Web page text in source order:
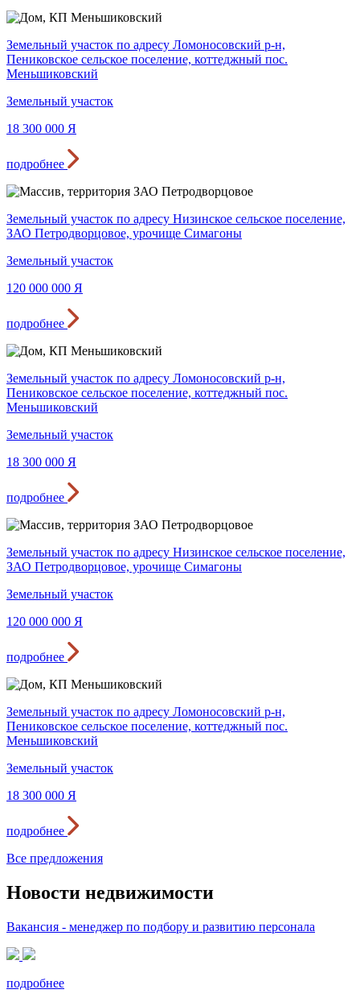
Земельный участок по адресу Ломоносовский р-н,
Пениковское сельское поселение, коттеджный пос.
Меньшиковский
Земельный участок
18 300 000 Я
подробнее
Земельный участок по адресу Низинское сельское поселение,
ЗАО Петродворцовое, урочище Симагоны
Земельный участок
120 000 000 Я
подробнее
Земельный участок по адресу Ломоносовский р-н,
Пениковское сельское поселение, коттеджный пос.
Меньшиковский
Земельный участок
18 300 000 Я
подробнее
Земельный участок по адресу Низинское сельское поселение,
ЗАО Петродворцовое, урочище Симагоны
Земельный участок
120 000 000 Я
подробнее
Земельный участок по адресу Ломоносовский р-н,
Пениковское сельское поселение, коттеджный пос.
Меньшиковский
Земельный участок
18 300 000 Я
подробнее
Все предложения
Новости недвижимости
Вакансия - менеджер по подбору и развитию персонала
подробнее